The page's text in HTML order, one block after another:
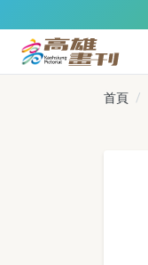
高雄畫刊
首頁